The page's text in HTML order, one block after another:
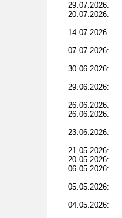
29.07.2026:
20.07.2026:
14.07.2026:
07.07.2026:
30.06.2026:
29.06.2026:
26.06.2026:
26.06.2026:
23.06.2026:
21.05.2026:
20.05.2026:
06.05.2026:
05.05.2026:
04.05.2026: